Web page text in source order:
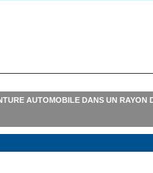
AUTOMOBILE DANS UN RAYON